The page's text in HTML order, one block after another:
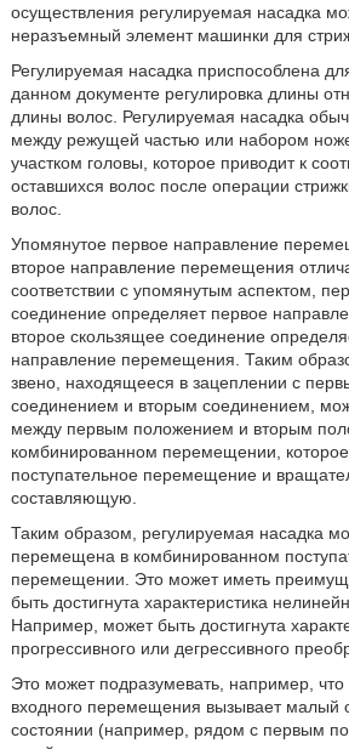
осуществления регулируемая насадка
неразъемный элемент машинки для
Регулируемая насадка приспособлена
данном документе регулировка длины
длины волос. Регулируемая насадка
между режущей частью или набором
участком головы, которое приводит к
оставшихся волос после операции
волос.
Упомянутое первое направление
второе направление перемещения
соответствии с упомянутым аспектом,
соединение определяет первое
второе скользящее соединение
направление перемещения. Таким
звено, находящееся в зацеплении с
соединением и вторым соединением,
между первым положением и вторым
комбинированном перемещении,
поступательное перемещение и
составляющую.
Таким образом, регулируемая насадка
перемещена в комбинированном
перемещении. Это может иметь
быть достигнута характеристика
Например, может быть достигнута
прогрессивного или дегрессивного
Это может подразумевать, например,
входного перемещения вызывает малый
состоянии (например, рядом с первым